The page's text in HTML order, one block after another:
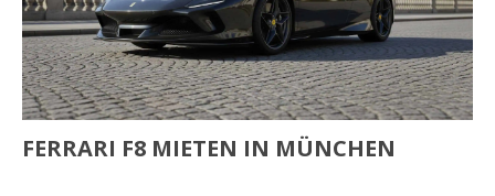
FERRARI F8 MIETEN IN MÜNCHEN